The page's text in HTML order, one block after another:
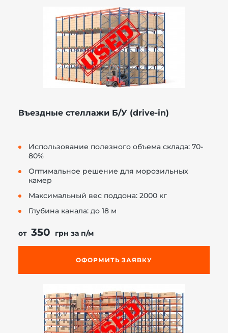
Въездные стеллажи Б/У (drive-in)
Использование полезного объема склада: 70-
80%
Оптимальное решение для морозильных
камер
Максимальный вес поддона: 2000 кг
Глубина канала: до 18 м
от 350 грн за п/м
ОФОРМИТЬ ЗАЯВКУ